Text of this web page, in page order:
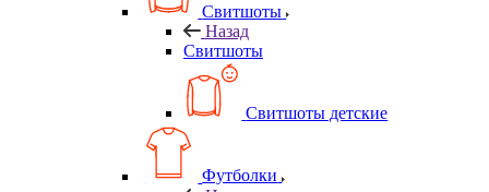
Свитшоты
Назад
Свитшоты
Свитшоты детские
Футболки